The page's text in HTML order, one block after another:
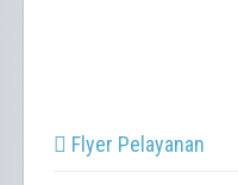
Flyer Pelayanan